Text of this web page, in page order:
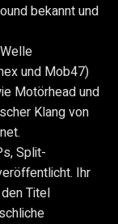
bekannt und
und Mob47)
Motörhead und
Klang von
Split-
Ihr
Titel